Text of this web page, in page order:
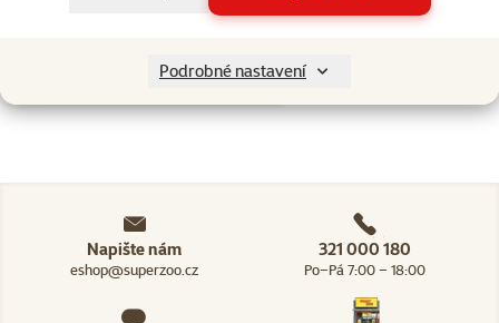
Podrobné nastavení
do košíku
Napište nám
eshop@superzoo.cz
321 000 180
Po–Pá 7:00 – 18:00